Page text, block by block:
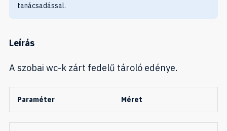
tanácsadással.
Leírás
A szobai wc-k zárt fedelű tároló edénye.
Paraméter Méret